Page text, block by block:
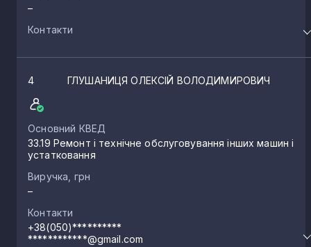
–
Контакти
4 ГЛУШАНИЦЯ ОЛЕКСІЙ ВОЛОДИМИРОВИЧ
Основний КВЕД
33.19 Ремонт і технічне обслуговування інших машин і
устатковання
Виручка, грн
–
Контакти
+38(050)**********
************@gmail.com